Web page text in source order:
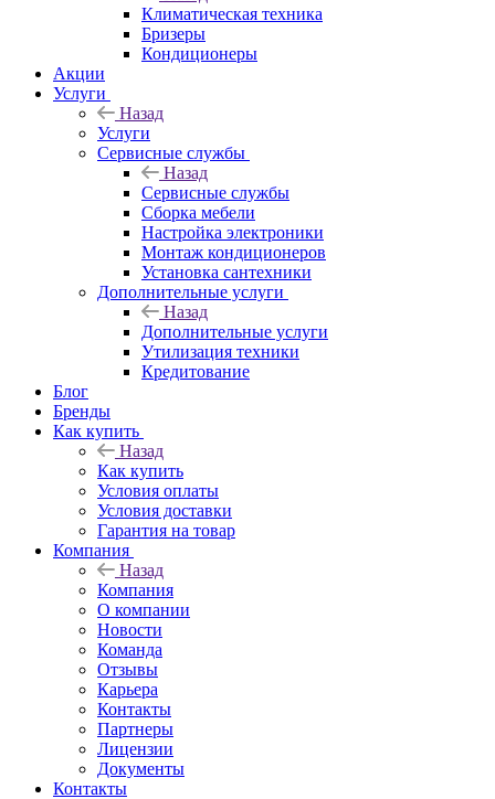
Климатическая техника
Бризеры
Кондиционеры
Акции
Услуги
Назад
Услуги
Сервисные службы
Назад
Сервисные службы
Сборка мебели
Настройка электроники
Монтаж кондиционеров
Установка сантехники
Дополнительные услуги
Назад
Дополнительные услуги
Утилизация техники
Кредитование
Блог
Бренды
Как купить
Назад
Как купить
Условия оплаты
Условия доставки
Гарантия на товар
Компания
Назад
Компания
О компании
Новости
Команда
Отзывы
Карьера
Контакты
Партнеры
Лицензии
Документы
Контакты